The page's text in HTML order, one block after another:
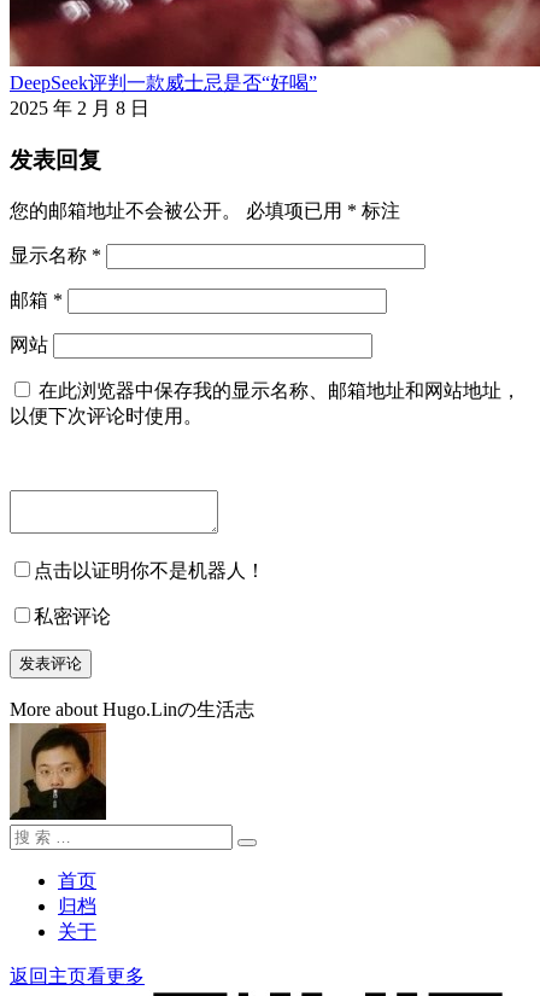
DeepSeek评判一款威士忌是否“好喝”
2025 年 2 月 8 日
发表回复
您的邮箱地址不会被公开。 必填项已用 * 标注
显示名称 *
邮箱 *
网站
在此浏览器中保存我的显示名称、邮箱地址和网站地址，
以便下次评论时使用。
点击以证明你不是机器人！
私密评论
More about Hugo.Linの生活志
搜
搜
首页
归档
关于
返回主页看更多